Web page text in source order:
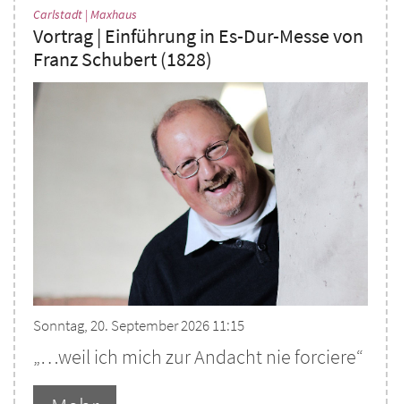
Carlstadt | Maxhaus
Vortrag | Einführung in Es-Dur-Messe von
Franz Schubert (1828)
Sonntag, 20. September 2026 11:15
„…weil ich mich zur Andacht nie forciere“